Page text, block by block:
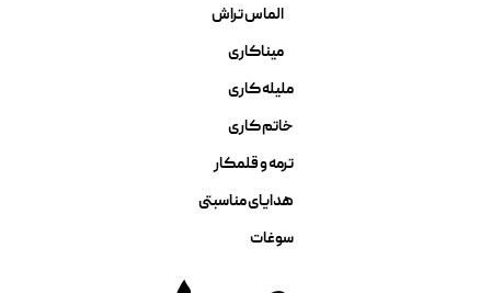
الماس تراش
میناکاری
ملیله کاری
خاتم کاری
ترمه و قلمکار
هدایای مناسبتی
سوغات